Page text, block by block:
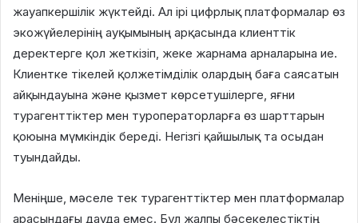
жауапкершілік жүктейді. Ал ірі цифрлық платформалар өз
экожүйелерінің ауқымының арқасында клиенттік
деректерге қол жеткізіп, жеке жарнама арналарына ие.
Клиентке тікелей қолжетімділік олардың баға саясатын
айқындауына және қызмет көрсетушілерге, яғни
турагенттіктер мен туроператорларға өз шарттарын
қоюына мүмкіндік береді. Негізгі қайшылық та осыдан
туындайды.
Меніңше, мәселе тек турагенттіктер мен платформалар
арасындағы дауда емес. Бұл жалпы бәсекелестіктің